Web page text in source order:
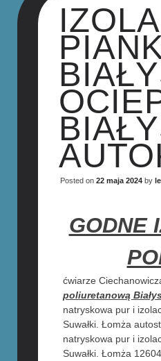
Posted on22 maja 2024 by
GODNE
ćwiarze
poliuretanową
natryskowa pur i
Suwałki. Łomża
natryskowa pur i
Suwałki. Łomża